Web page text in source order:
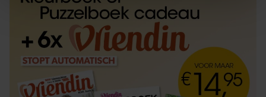
We gebruiken cookies om content en advertenties te
personaliseren, om functies voor social media te bieden
en om ons websiteverkeer te analyseren. Ook delen we
informatie over uw gebruik van onze site met onze
partners voor social media, adverteren en analyse. Deze
partners kunnen deze gegevens combineren met andere
informatie die u aan ze heeft verstrekt of die ze hebben